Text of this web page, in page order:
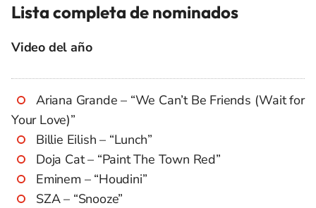
Lista completa de nominados
Video del año
Ariana Grande – “We Can’t Be Friends (Wait for
Your Love)”
Billie Eilish – “Lunch”
Doja Cat – “Paint The Town Red”
Eminem – “Houdini”
SZA – “Snooze”